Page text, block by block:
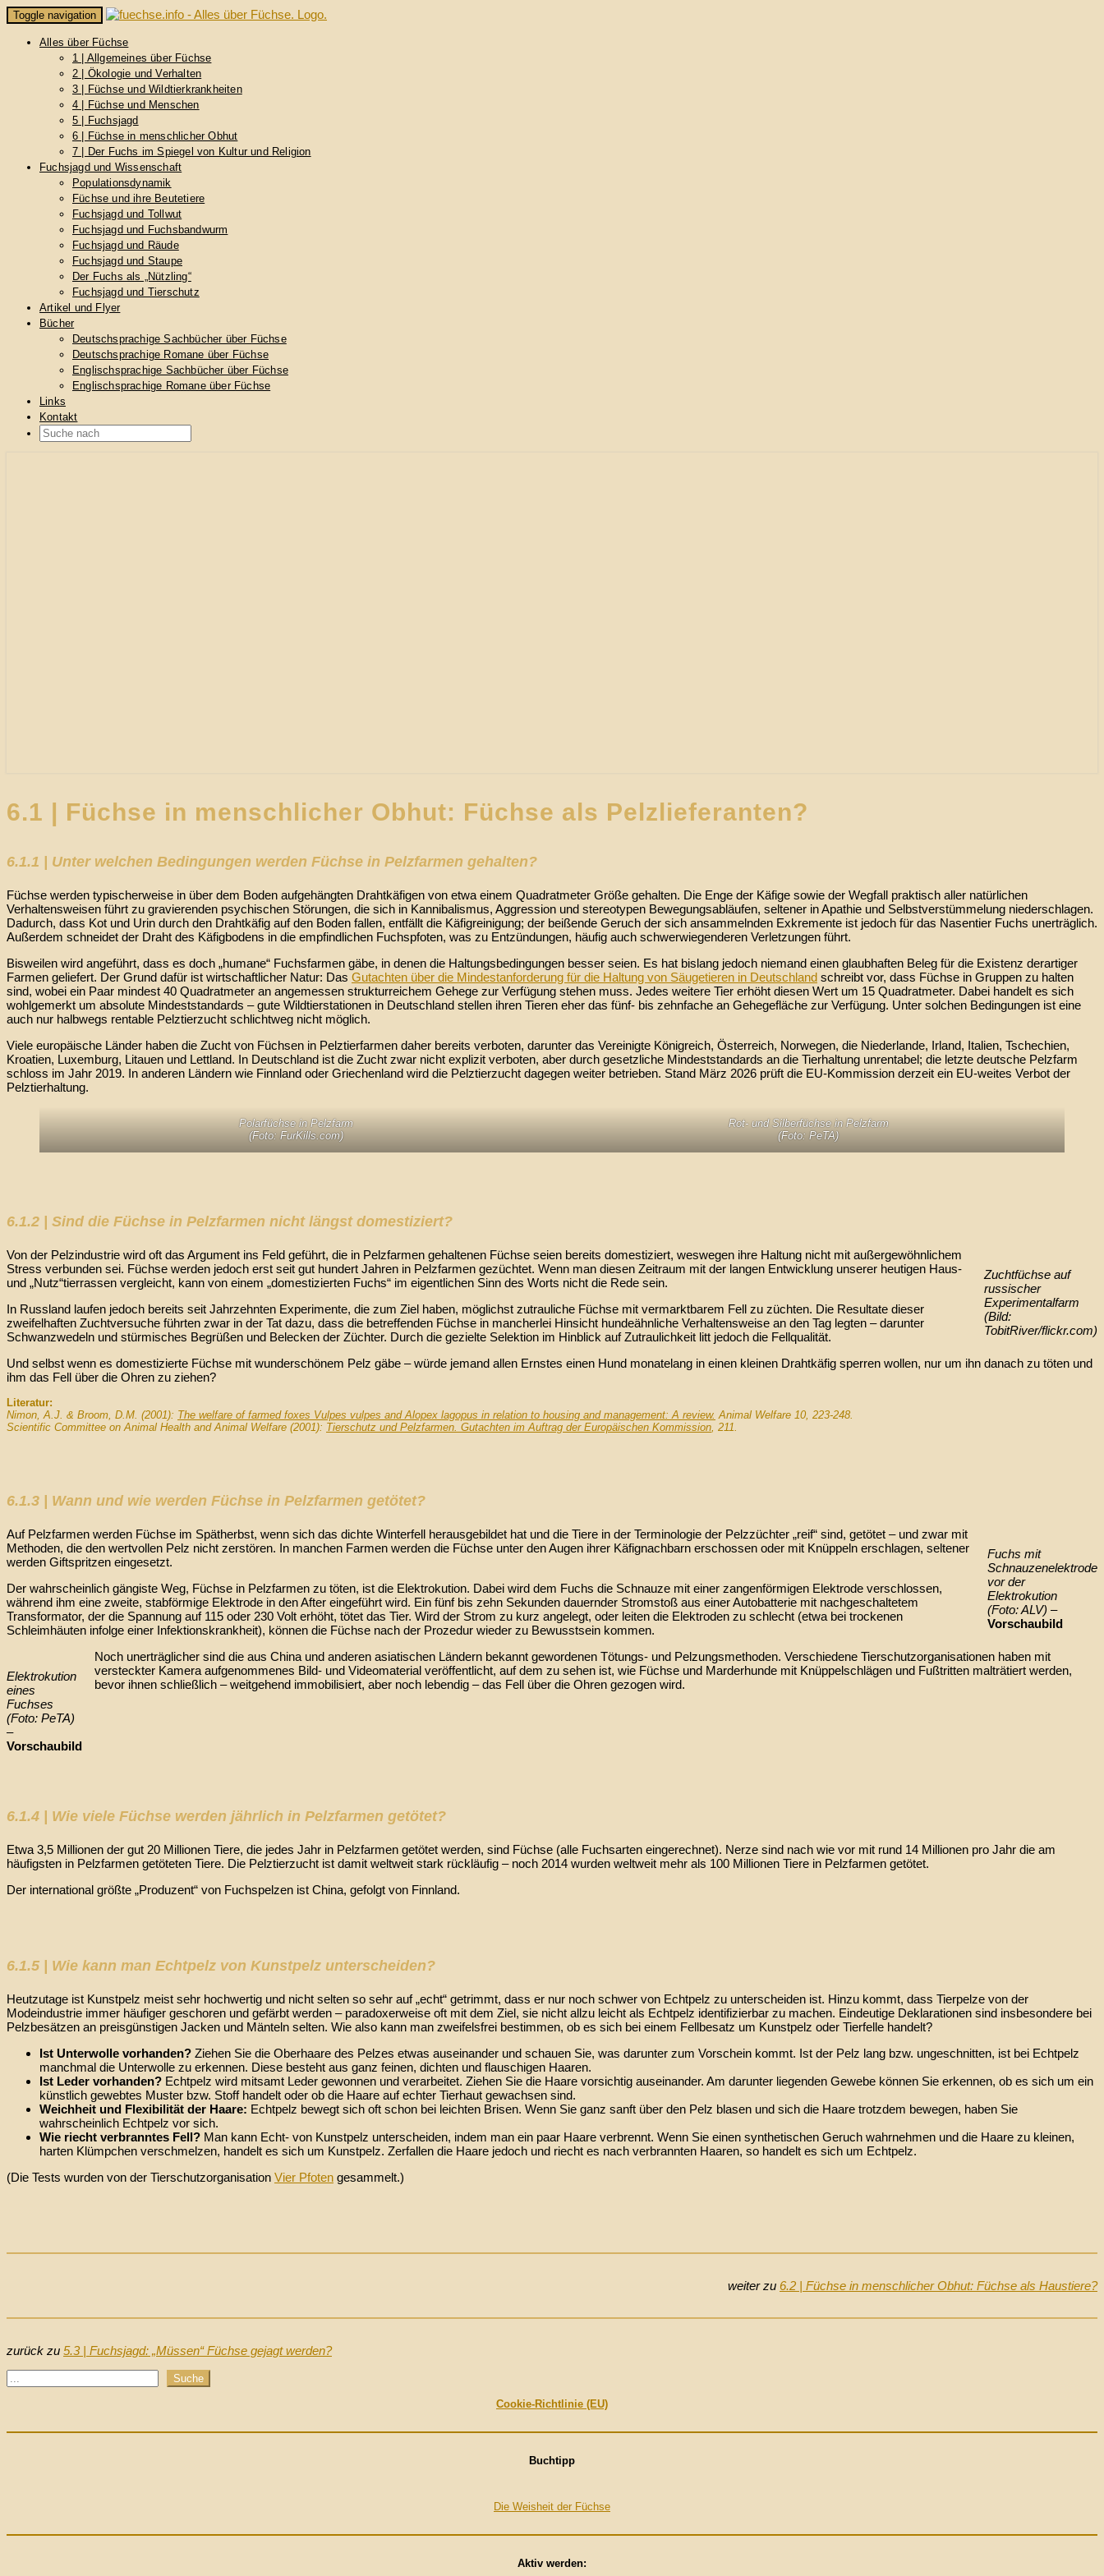
Skip
to
content
Toggle navigation
Alles über Füchse
1 | Allgemeines über Füchse
2 | Ökologie und Verhalten
3 | Füchse und Wildtierkrankheiten
4 | Füchse und Menschen
5 | Fuchsjagd
6 | Füchse in menschlicher Obhut
7 | Der Fuchs im Spiegel von Kultur und Religion
Fuchsjagd und Wissenschaft
Populationsdynamik
Füchse und ihre Beutetiere
Fuchsjagd und Tollwut
Fuchsjagd und Fuchsbandwurm
Fuchsjagd und Räude
Fuchsjagd und Staupe
Der Fuchs als „Nützling“
Fuchsjagd und Tierschutz
Artikel und Flyer
Bücher
Deutschsprachige Sachbücher über Füchse
Deutschsprachige Romane über Füchse
Englischsprachige Sachbücher über Füchse
Englischsprachige Romane über Füchse
Links
Kontakt
Search
|
menschlicher
Obhut:
als
Pelzlieferanten?
6.1 | Füchse in menschlicher Obhut: Füchse als Pelzlieferanten?
6.1.1 | Unter welchen Bedingungen werden Füchse in Pelzfarmen gehalten?
Füchse werden typischerweise in über dem Boden aufgehängten Drahtkäfigen von etwa einem Quadratmeter Größe gehalten. Die Enge der Käfige sowie der Wegfall praktisch aller natürlichen
Verhaltensweisen führt zu gravierenden psychischen Störungen, die sich in Kannibalismus, Aggression und stereotypen Bewegungsabläufen, seltener in Apathie und Selbstverstümmelung niederschlagen.
Dadurch, dass Kot und Urin durch den Drahtkäfig auf den Boden fallen, entfällt die Käfigreinigung; der beißende Geruch der sich ansammelnden Exkremente ist jedoch für das Nasentier Fuchs unerträglich.
Außerdem schneidet der Draht des Käfigbodens in die empfindlichen Fuchspfoten, was zu Entzündungen, häufig auch schwerwiegenderen Verletzungen führt.
Bisweilen wird angeführt, dass es doch „humane“ Fuchsfarmen gäbe, in denen die Haltungsbedingungen besser seien. Es hat bislang jedoch niemand einen glaubhaften Beleg für die Existenz derartiger
Farmen geliefert. Der Grund dafür ist wirtschaftlicher Natur: Das Gutachten über die Mindestanforderung für die Haltung von Säugetieren in Deutschland schreibt vor, dass Füchse in Gruppen zu halten
sind, wobei ein Paar mindest 40 Quadratmeter an angemessen strukturreichem Gehege zur Verfügung stehen muss. Jedes weitere Tier erhöht diesen Wert um 15 Quadratmeter. Dabei handelt es sich
wohlgemerkt um absolute Mindeststandards – gute Wildtierstationen in Deutschland stellen ihren Tieren eher das fünf- bis zehnfache an Gehegefläche zur Verfügung. Unter solchen Bedingungen ist eine
auch nur halbwegs rentable Pelztierzucht schlichtweg nicht möglich.
Viele europäische Länder haben die Zucht von Füchsen in Pelztierfarmen daher bereits verboten, darunter das Vereinigte Königreich, Österreich, Norwegen, die Niederlande, Irland, Italien, Tschechien,
Kroatien, Luxemburg, Litauen und Lettland. In Deutschland ist die Zucht zwar nicht explizit verboten, aber durch gesetzliche Mindeststandards an die Tierhaltung unrentabel; die letzte deutsche Pelzfarm
schloss im Jahr 2019. In anderen Ländern wie Finnland oder Griechenland wird die Pelztierzucht dagegen weiter betrieben. Stand März 2026 prüft die EU-Kommission derzeit ein EU-weites Verbot der
Pelztierhaltung.
Polarfüchse in Pelzfarm
(Foto: FurKills.com)
Rot- und Silberfüchse in Pelzfarm
(Foto: PeTA)
6.1.2 | Sind die Füchse in Pelzfarmen nicht längst domestiziert?
Zuchtfüchse auf
russischer
Experimentalfarm
(Bild:
TobitRiver/flickr.com)
Von der Pelzindustrie wird oft das Argument ins Feld geführt, die in Pelzfarmen gehaltenen Füchse seien bereits domestiziert, weswegen ihre Haltung nicht mit außergewöhnlichem
Stress verbunden sei. Füchse werden jedoch erst seit gut hundert Jahren in Pelzfarmen gezüchtet. Wenn man diesen Zeitraum mit der langen Entwicklung unserer heutigen Haus-
und „Nutz“tierrassen vergleicht, kann von einem „domestizierten Fuchs“ im eigentlichen Sinn des Worts nicht die Rede sein.
In Russland laufen jedoch bereits seit Jahrzehnten Experimente, die zum Ziel haben, möglichst zutrauliche Füchse mit vermarktbarem Fell zu züchten. Die Resultate dieser
zweifelhaften Zuchtversuche führten zwar in der Tat dazu, dass die betreffenden Füchse in mancherlei Hinsicht hundeähnliche Verhaltensweise an den Tag legten – darunter
Schwanzwedeln und stürmisches Begrüßen und Belecken der Züchter. Durch die gezielte Selektion im Hinblick auf Zutraulichkeit litt jedoch die Fellqualität.
Und selbst wenn es domestizierte Füchse mit wunderschönem Pelz gäbe – würde jemand allen Ernstes einen Hund monatelang in einen kleinen Drahtkäfig sperren wollen, nur um ihn danach zu töten und
ihm das Fell über die Ohren zu ziehen?
Literatur:
Nimon, A.J. & Broom, D.M. (2001): The welfare of farmed foxes Vulpes vulpes and Alopex lagopus in relation to housing and management: A review. Animal Welfare 10, 223-248.
Scientific Committee on Animal Health and Animal Welfare (2001): Tierschutz und Pelzfarmen. Gutachten im Auftrag der Europäischen Kommission , 211.
6.1.3 | Wann und wie werden Füchse in Pelzfarmen getötet?
Fuchs mit
Schnauzenelektrode
vor der
Elektrokution
(Foto: ALV) –
Vorschaubild
Auf Pelzfarmen werden Füchse im Spätherbst, wenn sich das dichte Winterfell herausgebildet hat und die Tiere in der Terminologie der Pelzzüchter „reif“ sind, getötet – und zwar mit
Methoden, die den wertvollen Pelz nicht zerstören. In manchen Farmen werden die Füchse unter den Augen ihrer Käfignachbarn erschossen oder mit Knüppeln erschlagen, seltener
werden Giftspritzen eingesetzt.
Der wahrscheinlich gängiste Weg, Füchse in Pelzfarmen zu töten, ist die Elektrokution. Dabei wird dem Fuchs die Schnauze mit einer zangenförmigen Elektrode verschlossen,
während ihm eine zweite, stabförmige Elektrode in den After eingeführt wird. Ein fünf bis zehn Sekunden dauernder Stromstoß aus einer Autobatterie mit nachgeschaltetem
Transformator, der die Spannung auf 115 oder 230 Volt erhöht, tötet das Tier. Wird der Strom zu kurz angelegt, oder leiten die Elektroden zu schlecht (etwa bei trockenen
Schleimhäuten infolge einer Infektionskrankheit), können die Füchse nach der Prozedur wieder zu Bewusstsein kommen.
Elektrokution
eines
Fuchses
(Foto: PeTA)
–
Vorschaubild
Noch unerträglicher sind die aus China und anderen asiatischen Ländern bekannt gewordenen Tötungs- und Pelzungsmethoden. Verschiedene Tierschutzorganisationen haben mit
versteckter Kamera aufgenommenes Bild- und Videomaterial veröffentlicht, auf dem zu sehen ist, wie Füchse und Marderhunde mit Knüppelschlägen und Fußtritten malträtiert werden,
bevor ihnen schließlich – weitgehend immobilisiert, aber noch lebendig – das Fell über die Ohren gezogen wird.
6.1.4 | Wie viele Füchse werden jährlich in Pelzfarmen getötet?
Etwa 3,5 Millionen der gut 20 Millionen Tiere, die jedes Jahr in Pelzfarmen getötet werden, sind Füchse (alle Fuchsarten eingerechnet). Nerze sind nach wie vor mit rund 14 Millionen pro Jahr die am
häufigsten in Pelzfarmen getöteten Tiere. Die Pelztierzucht ist damit weltweit stark rückläufig – noch 2014 wurden weltweit mehr als 100 Millionen Tiere in Pelzfarmen getötet.
Der international größte „Produzent“ von Fuchspelzen ist China, gefolgt von Finnland.
6.1.5 | Wie kann man Echtpelz von Kunstpelz unterscheiden?
Heutzutage ist Kunstpelz meist sehr hochwertig und nicht selten so sehr auf „echt“ getrimmt, dass er nur noch schwer von Echtpelz zu unterscheiden ist. Hinzu kommt, dass Tierpelze von der
Modeindustrie immer häufiger geschoren und gefärbt werden – paradoxerweise oft mit dem Ziel, sie nicht allzu leicht als Echtpelz identifizierbar zu machen. Eindeutige Deklarationen sind insbesondere bei
Pelzbesätzen an preisgünstigen Jacken und Mänteln selten. Wie also kann man zweifelsfrei bestimmen, ob es sich bei einem Fellbesatz um Kunstpelz oder Tierfelle handelt?
Ist Unterwolle vorhanden? Ziehen Sie die Oberhaare des Pelzes etwas auseinander und schauen Sie, was darunter zum Vorschein kommt. Ist der Pelz lang bzw. ungeschnitten, ist bei Echtpelz
manchmal die Unterwolle zu erkennen. Diese besteht aus ganz feinen, dichten und flauschigen Haaren.
Ist Leder vorhanden? Echtpelz wird mitsamt Leder gewonnen und verarbeitet. Ziehen Sie die Haare vorsichtig auseinander. Am darunter liegenden Gewebe können Sie erkennen, ob es sich um ein
künstlich gewebtes Muster bzw. Stoff handelt oder ob die Haare auf echter Tierhaut gewachsen sind.
Weichheit und Flexibilität der Haare: Echtpelz bewegt sich oft schon bei leichten Brisen. Wenn Sie ganz sanft über den Pelz blasen und sich die Haare trotzdem bewegen, haben Sie
wahrscheinlich Echtpelz vor sich.
Wie riecht verbranntes Fell? Man kann Echt- von Kunstpelz unterscheiden, indem man ein paar Haare verbrennt. Wenn Sie einen synthetischen Geruch wahrnehmen und die Haare zu kleinen,
harten Klümpchen verschmelzen, handelt es sich um Kunstpelz. Zerfallen die Haare jedoch und riecht es nach verbrannten Haaren, so handelt es sich um Echtpelz.
(Die Tests wurden von der Tierschutzorganisation Vier Pfoten gesammelt.)
weiter zu 6.2 | Füchse in menschlicher Obhut: Füchse als Haustiere?
zurück zu 5.3 | Fuchsjagd: „Müssen“ Füchse gejagt werden?
Suche
Cookie-Richtlinie (EU)
Buchtipp
Die Weisheit der Füchse
Aktiv werden: